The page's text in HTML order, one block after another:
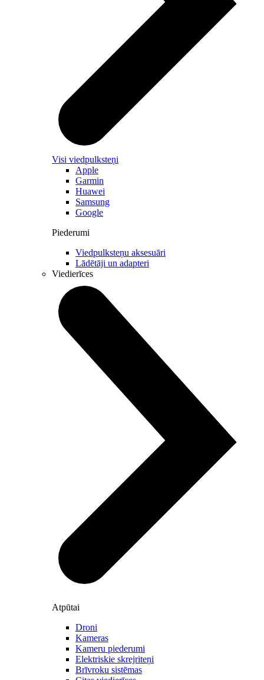
Visi viedpulksteņi
Apple
Garmin
Huawei
Samsung
Google
Piederumi
Viedpulksteņu aksesuāri
Lādētāji un adapteri
Viedierīces
Atpūtai
Droni
Kameras
Kameru piederumi
Elektriskie skrejriteņi
Brīvroku sistēmas